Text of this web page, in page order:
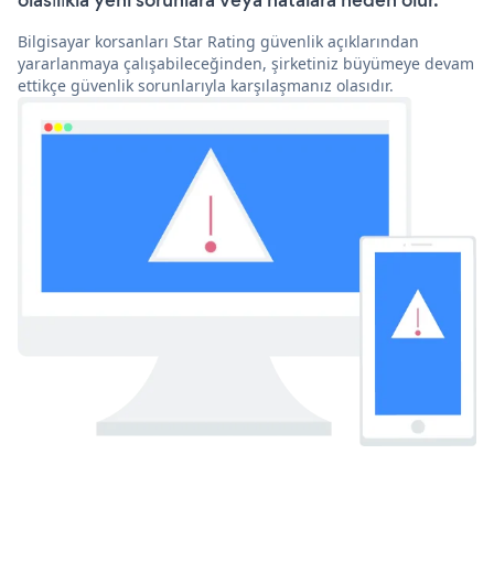
Bilgisayar korsanları Star Rating güvenlik açıklarından
yararlanmaya çalışabileceğinden, şirketiniz büyümeye devam
ettikçe güvenlik sorunlarıyla karşılaşmanız olasıdır.